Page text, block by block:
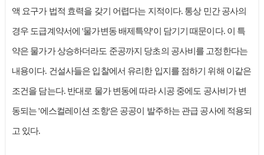
액 요구가 법적 효력을 갖기 어렵다는 지적이다. 통상 민간 공사의
경우 도급계약서에 '물가변동 배제특약'이 담기기 때문이다. 이 특
약은 물가가 상승하더라도 준공까지 당초의 공사비를 고정한다는
내용이다. 건설사들은 입찰에서 유리한 입지를 점하기 위해 이같은
조건을 담는다. 반대로 물가 변동에 따라 시공 중에도 공사비가 변
동되는 '에스컬레이션 조항'은 공공이 발주하는 관급 공사에 적용되
고 있다.